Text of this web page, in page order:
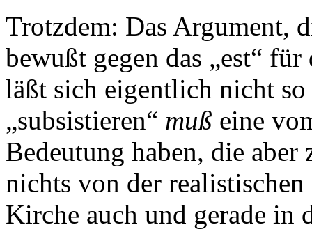
Trotzdem: Das Argument,
bewußt gegen das „est“
läßt sich eigentlich nicht
„subsistieren“ muß eine
Bedeutung haben, die
nichts von der
Kirche auch und gerade in